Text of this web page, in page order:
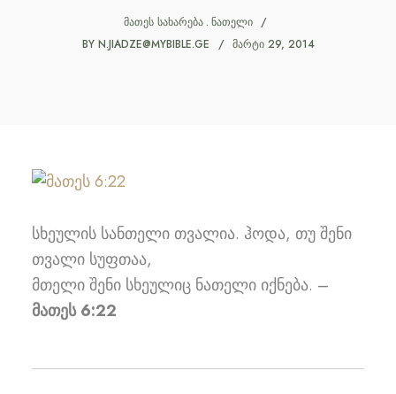
ᲛᲐᲗᲔᲡ ᲡᲐᲮᲐᲠᲔᲑᲐ ᲜᲐᲗᲔᲚᲘ
BY N.JIADZE@MYBIBLE.GE ᲛᲐᲠᲢᲘ 29, 2014
სხეულის სანთელი თვალია. ჰოდა, თუ შენი
თვალი სუფთაა,
მთელი შენი სხეულიც ნათელი იქნება. –
მათეს 6:22